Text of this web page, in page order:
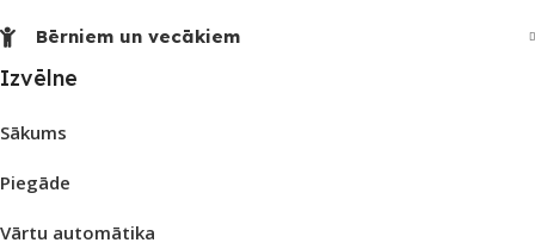
Bērniem un vecākiem
Izvēlne
Sākums
Piegāde
Vārtu automātika